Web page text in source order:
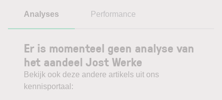
Analyses Performance
Er is momenteel geen analyse van
het aandeel Jost Werke
Bekijk ook deze andere artikels uit ons
kennisportaal: